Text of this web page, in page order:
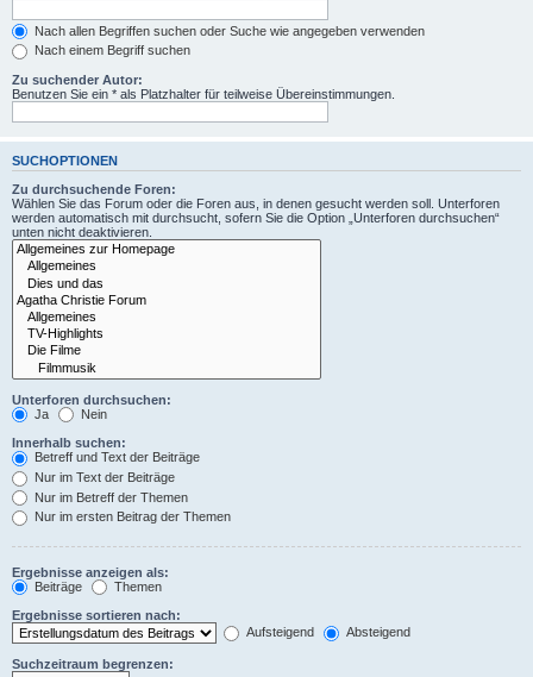
Nach allen Begriffen suchen oder Suche wie angegeben verwenden
Nach einem Begriff suchen
Zu suchender Autor:
Benutzen Sie ein * als Platzhalter für teilweise Übereinstimmungen.
SUCHOPTIONEN
Zu durchsuchende Foren:
Wählen Sie das Forum oder die Foren aus, in denen gesucht werden soll. Unterforen
werden automatisch mit durchsucht, sofern Sie die Option „Unterforen durchsuchen“
unten nicht deaktivieren.
Unterforen durchsuchen:
Ja
Nein
Innerhalb suchen:
Betreff und Text der Beiträge
Nur im Text der Beiträge
Nur im Betreff der Themen
Nur im ersten Beitrag der Themen
Ergebnisse anzeigen als:
Beiträge
Themen
Ergebnisse sortieren nach:
Aufsteigend
Absteigend
Suchzeitraum begrenzen: